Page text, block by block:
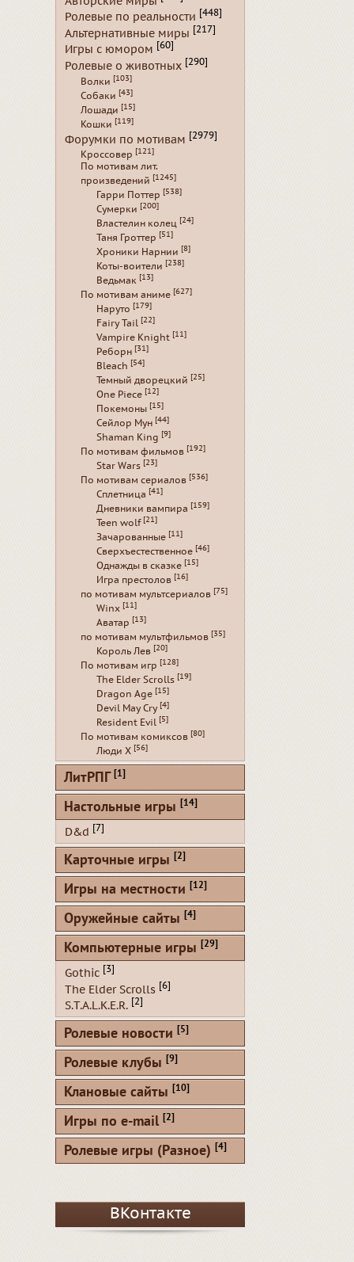
Ролевые по реальности [448]
Альтернативные миры [217]
Игры с юмором [60]
Ролевые о животных [290]
Волки [103]
Собаки [43]
Лошади [15]
Кошки [119]
Форумки по мотивам [2979]
Кроссовер [121]
По мотивам лит.
произведений [1245]
Гарри Поттер [538]
Сумерки [200]
Властелин колец [24]
Таня Гроттер [51]
Хроники Нарнии [8]
Коты-воители [238]
Ведьмак [13]
По мотивам аниме [627]
Наруто [179]
Fairy Tail [22]
Vampire Knight [11]
Реборн [31]
Bleach [54]
Темный дворецкий [25]
One Piece [12]
Покемоны [15]
Сейлор Мун [44]
Shaman King [9]
По мотивам фильмов [192]
Star Wars [23]
По мотивам сериалов [536]
Сплетница [41]
Дневники вампира [159]
Teen wolf [21]
Зачарованные [11]
Сверхъестественное [46]
Однажды в сказке [15]
Игра престолов [16]
по мотивам мультсериалов [75]
Winx [11]
Аватар [13]
по мотивам мультфильмов [35]
Король Лев [20]
По мотивам игр [128]
The Elder Scrolls [19]
Dragon Age [15]
Devil May Cry [4]
Resident Evil [5]
По мотивам комиксов [80]
Люди Х [56]
ЛитРПГ [1]
Настольные игры [14]
D&d [7]
Карточные игры [2]
Игры на местности [12]
Оружейные сайты [4]
Компьютерные игры [29]
Gothic [3]
The Elder Scrolls [6]
S.T.A.L.K.E.R. [2]
Ролевые новости [5]
Ролевые клубы [9]
Клановые сайты [10]
Игры по e-mail [2]
Ролевые игры (Разное) [4]
ВКонтакте